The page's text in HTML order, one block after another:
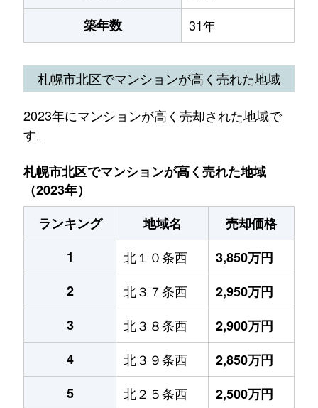
築年数 31年
札幌市北区でマンションが高く売れた地域
2023年にマンションが高く売却された地域で
す。
札幌市北区でマンションが高く売れた地域
（2023年）
ランキング
地域名
売却価格
1
北１０条西
3,850万円
2
北３７条西
2,950万円
3
北３８条西
2,900万円
4
北３９条西
2,850万円
5
北２５条西
2,500万円